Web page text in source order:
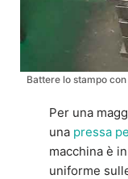
Battere lo stampo
Per una
una pressa
macchina è
uniforme